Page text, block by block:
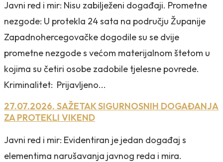
Javni red i mir: Nisu zabilježeni događaji. Prometne
nezgode: U protekla 24 sata na području Županije
Zapadnohercegovačke dogodile su se dvije
prometne nezgode s većom materijalnom štetom u
kojima su četiri osobe zadobile tjelesne povrede.
Kriminalitet: Prijavljeno...
27.07.2026. SAŽETAK SIGURNOSNIH DOGAĐANJA
ZA PROTEKLI VIKEND
Javni red i mir: Evidentiran je jedan događaj s
elementima narušavanja javnog reda i mira.